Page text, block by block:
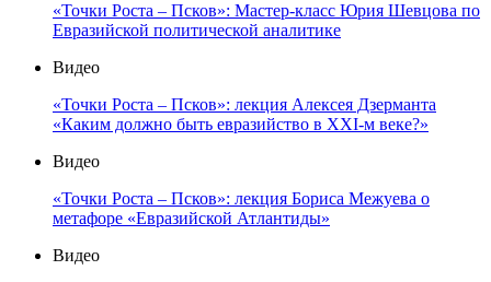
«Точки Роста – Псков»: Мастер-класс Юрия Шевцова по
Евразийской политической аналитике
Видео
«Точки Роста – Псков»: лекция Алексея Дзерманта
«Каким должно быть евразийство в XXI-м веке?»
Видео
«Точки Роста – Псков»: лекция Бориса Межуева о
метафоре «Евразийской Атлантиды»
Видео